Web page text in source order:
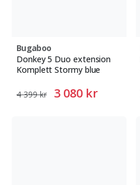
Bugaboo
Donkey 5 Duo extension
Komplett Stormy blue
4 399 kr 3 080 kr